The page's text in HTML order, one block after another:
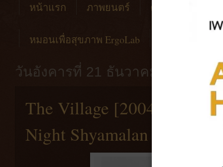
หน้าแรก ภาพยนตร์ คาเฟ่
หมอนเพื่อสุขภาพ ErgoLab
วันอังคารที่ 21 ธันวาคม พ.ศ.
The Village [2004] หนัง
Night Shyamalan